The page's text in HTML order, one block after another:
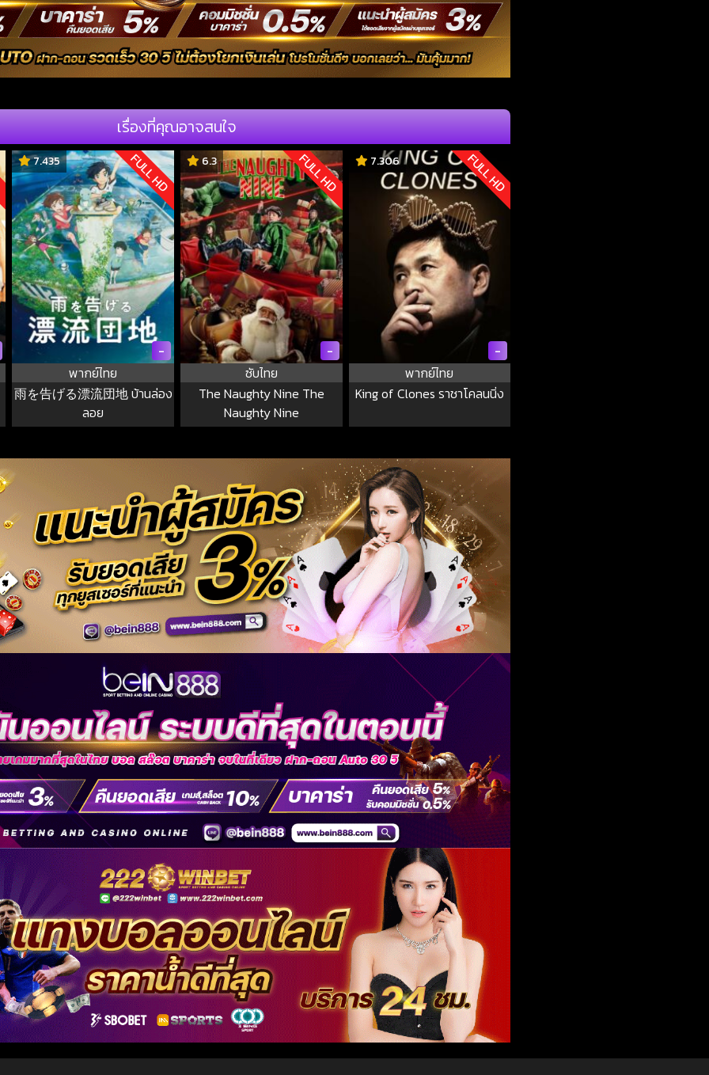
เรื่องที่คุณอาจสนใจ
7.435 FULL HD
-
พากย์ไทย
雨を告げる漂流団地 บ้านล่อง
ลอย
6.3 FULL HD
-
ซับไทย
The Naughty Nine The
Naughty Nine
7.306 FULL HD
-
พากย์ไทย
King of Clones ราชาโคลนนิ่ง